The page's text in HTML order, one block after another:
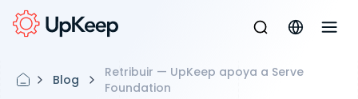
Blog
Retribuir — UpKeep apoya a Serve
Foundation